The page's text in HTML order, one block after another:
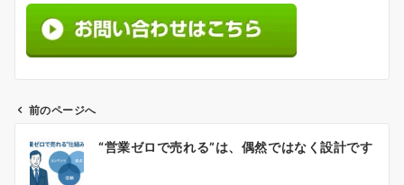
前のページへ
“営業ゼロで売れる”は、偶然ではなく設計です